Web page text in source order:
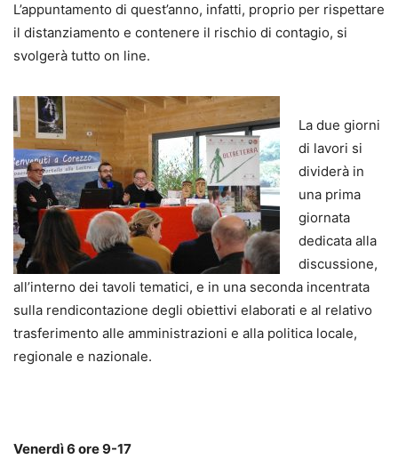
L’appuntamento di quest’anno, infatti, proprio per rispettare
il distanziamento e contenere il rischio di contagio, si
svolgerà tutto on line.
La due giorni
di lavori si
dividerà in
una prima
giornata
dedicata alla
discussione,
all’interno dei tavoli tematici, e in una seconda incentrata
sulla rendicontazione degli obiettivi elaborati e al relativo
trasferimento alle amministrazioni e alla politica locale,
regionale e nazionale.
Venerdì 6 ore 9-17